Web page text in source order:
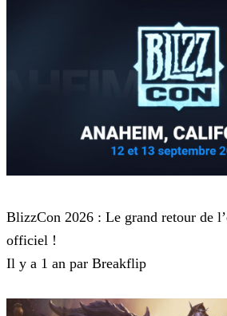
BlizzCon 2026 : Le grand retour de
officiel !
Il y a 1 an par Breakflip